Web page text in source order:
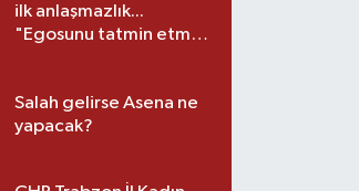
ilk anlaşmazlık...
"Egosunu tatmin etmek
Salah gelirse Asena ne
yapacak?